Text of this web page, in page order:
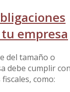
empresa
del tamaño o
debe cumplir con
como: